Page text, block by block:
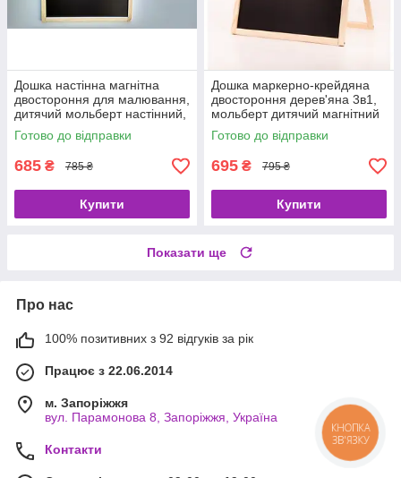
Дошка настінна магнітна
двостороння для малювання,
дитячий мольберт настінний,
HM.
Готово до відправки
685 ₴ 785 ₴
Купити
Дошка маркерно-крейдяна
двостороння дерев'яна 3в1,
мольберт дитячий магнітний
настільний, DM.
Готово до відправки
695 ₴ 795 ₴
Купити
Показати ще
Про нас
100% позитивних з 92 відгуків за рік
Працює з 22.06.2014
м. Запоріжжя
вул. Парамонова 8, Запоріжжя, Україна
Контакти
КНОПКА
ЗВ'ЯЗКУ